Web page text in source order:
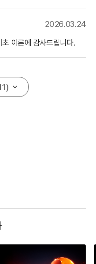
2026.03.24
이론에 감사드립니다.
)